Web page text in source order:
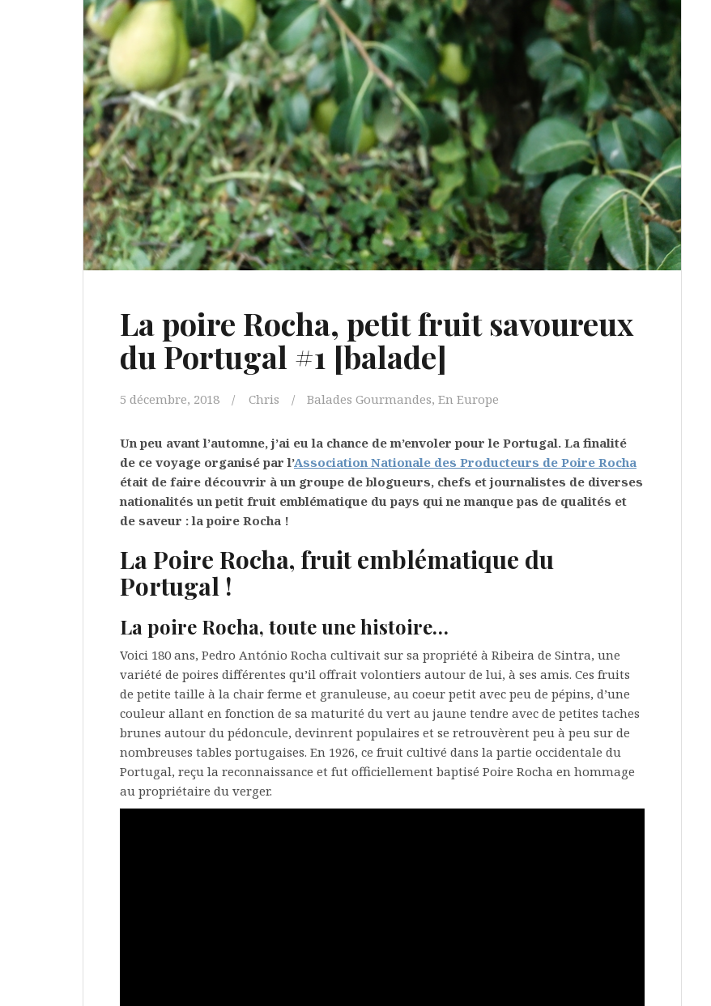
La poire Rocha, petit fruit savoureux
du Portugal #1 [balade]
5 décembre, 2018 Chris Balades Gourmandes, En Europe
Un peu avant l’automne, j’ai eu la chance de m’envoler pour le Portugal. La finalité
de ce voyage organisé par l’Association Nationale des Producteurs de Poire Rocha
était de faire découvrir à un groupe de blogueurs, chefs et journalistes de diverses
nationalités un petit fruit emblématique du pays qui ne manque pas de qualités et
de saveur : la poire Rocha !
La Poire Rocha, fruit emblématique du
Portugal !
La poire Rocha, toute une histoire…
Voici 180 ans, Pedro António Rocha cultivait sur sa propriété à Ribeira de Sintra, une
variété de poires différentes qu’il offrait volontiers autour de lui, à ses amis. Ces fruits
de petite taille à la chair ferme et granuleuse, au coeur petit avec peu de pépins, d’une
couleur allant en fonction de sa maturité du vert au jaune tendre avec de petites taches
brunes autour du pédoncule, devinrent populaires et se retrouvèrent peu à peu sur de
nombreuses tables portugaises. En 1926, ce fruit cultivé dans la partie occidentale du
Portugal, reçu la reconnaissance et fut officiellement baptisé Poire Rocha en hommage
au propriétaire du verger.